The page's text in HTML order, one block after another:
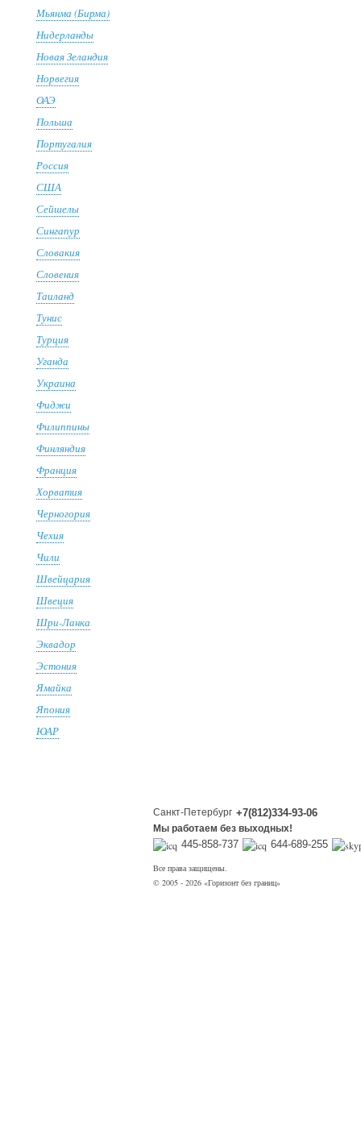
Мьянма (Бирма)
Нидерланды
Новая Зеландия
Норвегия
ОАЭ
Польша
Португалия
Россия
США
Сейшелы
Сингапур
Словакия
Словения
Таиланд
Тунис
Турция
Уганда
Украина
Фиджи
Филиппины
Финляндия
Франция
Хорватия
Черногория
Чехия
Чили
Швейцария
Швеция
Шри-Ланка
Эквадор
Эстония
Ямайка
Япония
ЮАР
Санкт-Петербург +7(812)334-93-06
Мы работаем без выходных!
445-858-737 644-689-255
Все права защищены.
© 2005 - 2026 «Горизонт без границ»